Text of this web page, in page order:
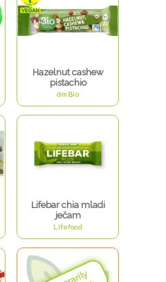
Hazelnut cashew
pistachio
dmBio
Lifebar chia mladi
ječam
Lifefood